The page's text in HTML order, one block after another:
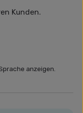
Kunden.
anzeigen.